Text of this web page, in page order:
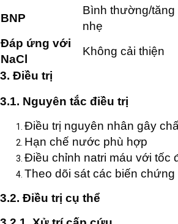
BNP
Bình thường/tăng
nhẹ
Đáp ứng với
NaCl
Không cải thiện
3. Điều trị
3.1. Nguyên tắc điều trị
Điều trị nguyên nhân gây
Hạn chế nước phù hợp
Điều chỉnh natri máu với tốc
Theo dõi sát các biến chứng
3.2. Điều trị cụ thể